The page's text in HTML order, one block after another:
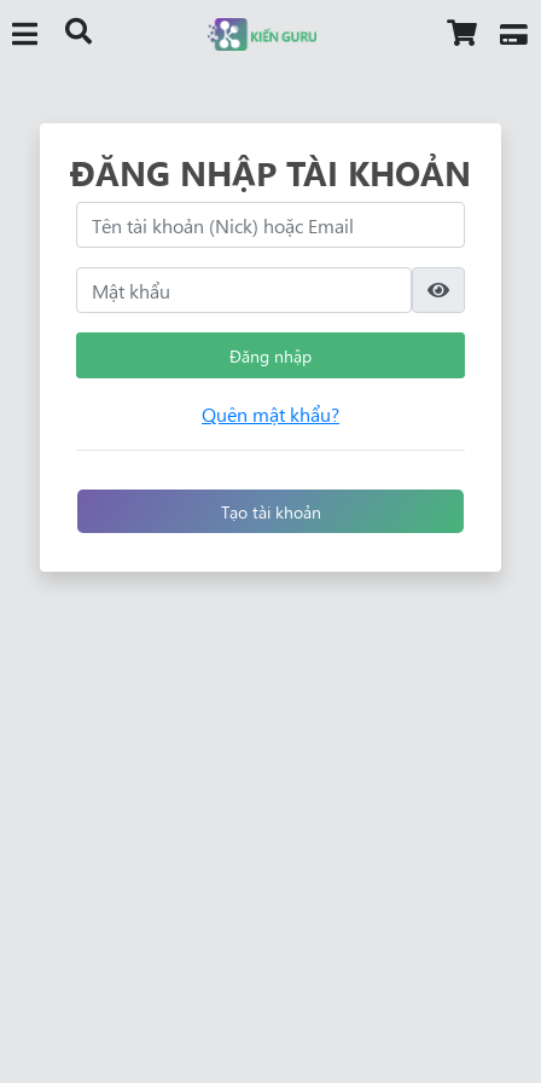
ĐĂNG NHẬP TÀI KHOẢN
Đăng nhập
Quên mật khẩu?
Tạo tài khoản